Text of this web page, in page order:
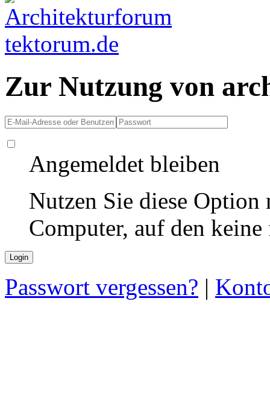
Zur Nutzung von
Angemeldet bleiben
Nutzen Sie diese
Computer, auf den
Passwort vergessen? |